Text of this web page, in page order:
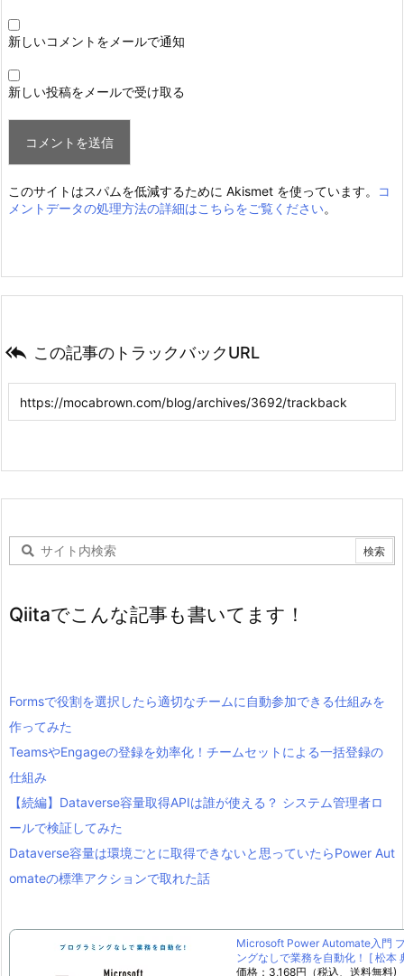
新しいコメントをメールで通知
新しい投稿をメールで受け取る
このサイトはスパムを低減するために Akismet を使っています。
コ
メントデータの処理方法の詳細はこちらをご覧ください。
 この記事のトラックバックURL
Qiitaでこんな記事も書いてます！
Formsで役割を選択したら適切なチームに自動参加できる仕組みを
作ってみた
TeamsやEngageの登録を効率化！チームセットによる一括登録の
仕組み
【続編】Dataverse容量取得APIは誰が使える？ システム管理者ロ
ールで検証してみた
Dataverse容量は環境ごとに取得できないと思っていたらPower Aut
omateの標準アクションで取れた話
Microsoft Power Automate入門
ングなしで業務を自動化！ [ 松本
価格：3,168円（税込、送料無料)